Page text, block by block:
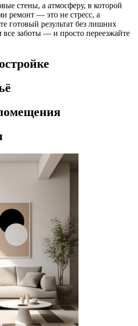
стены, а атмосферу, в которой
ремонт — это не стресс, а
готовый результат без лишних
заботы — и просто переезжайте